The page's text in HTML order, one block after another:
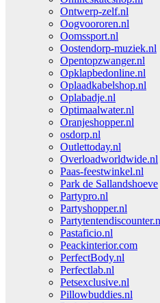
Ontwerp-zelf.nl
Oogvoororen.nl
Oomssport.nl
Oostendorp-muziek.nl
Opentopzwanger.nl
Opklapbedonline.nl
Oplaadkabelshop.nl
Oplabadje.nl
Optimaalwater.nl
Oranjeshopper.nl
osdorp.nl
Outlettoday.nl
Overloadworldwide.nl
Paas-feestwinkel.nl
Park de Sallandshoeve
Partypro.nl
Partyshopper.nl
Pastaficio.nl
Peackinterior.com
PerfectBody.nl
Perfectlab.nl
Petsexclusive.nl
Pillowbuddies.nl